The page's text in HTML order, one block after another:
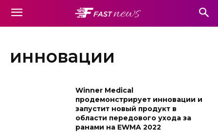
инновации
Winner Medical
продемонстрирует инновации и
запустит новый продукт в
области передового ухода за
ранами на EWMA 2022